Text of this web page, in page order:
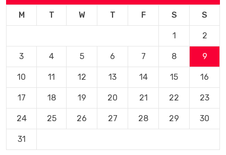
M T W T F S S
1 2
3 4 5 6 7 8 9
10 11 12 13 14 15 16
17 18 19 20 21 22 23
24 25 26 27 28 29 30
31